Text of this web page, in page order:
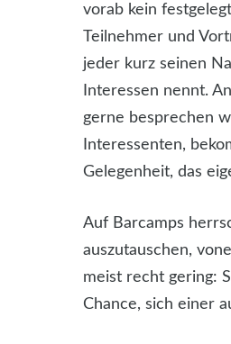
vorab kein
Teilnehmer und
jeder kurz seinen
Interessen nennt.
gerne besprechen
Interessenten,
Gelegenheit, das
Auf Barcamps
auszutauschen,
meist recht gering:
Chance, sich einer